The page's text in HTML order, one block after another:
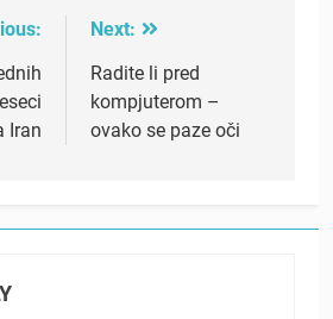
Iran
Next:
Radite li pred
kompjuterom –
ovako se paze oči